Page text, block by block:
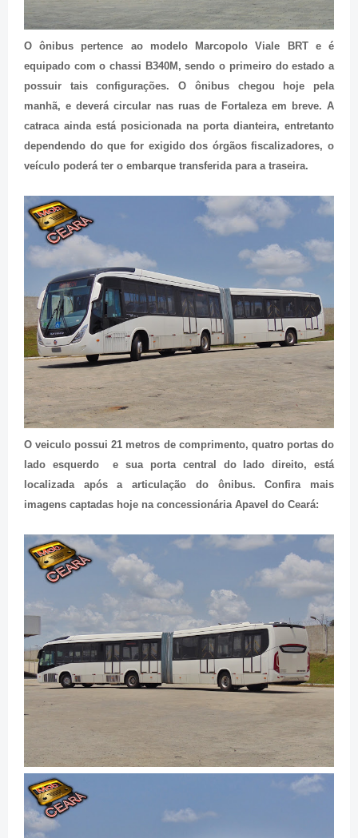
O ônibus pertence ao modelo Marcopolo Viale BRT e é
equipado com o chassi B340M, sendo o primeiro do estado a
possuir tais configurações. O ônibus chegou hoje pela
manhã, e deverá circular nas ruas de Fortaleza em breve. A
catraca ainda está posicionada na porta dianteira, entretanto
dependendo do que for exigido dos órgãos fiscalizadores, o
veículo poderá ter o embarque transferida para a traseira.
O veiculo possui21 metros de comprimento, quatro portas do
lado esquerdo e sua porta central do lado direito, está
localizada após a articulação do ônibus. Confira mais
imagens captadas hoje na concessionária Apavel do Ceará: